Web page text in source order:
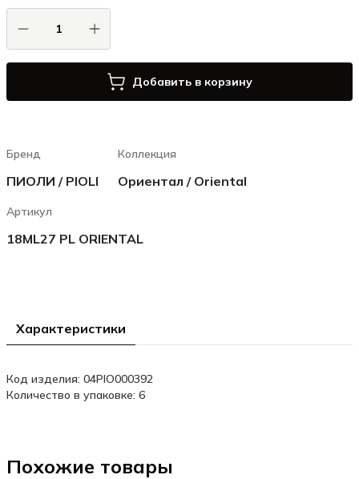
Добавить в корзину
Бренд
ПИОЛИ / PIOLI
Коллекция
Ориентал / Oriental
Артикул
18ML27 PL ORIENTAL
Характеристики
Код изделия: 04PIO000392
Количество в упаковке: 6
Похожие товары